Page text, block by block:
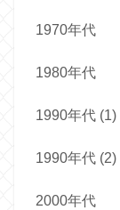
1970年代
1980年代
1990年代 (1)
1990年代 (2)
2000年代